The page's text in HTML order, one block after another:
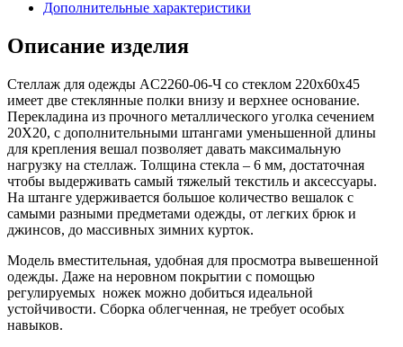
Дополнительные характеристики
Описание изделия
Стеллаж для одежды AС2260-06-Ч со стеклом 220х60х45
имеет две стеклянные полки внизу и верхнее основание.
Перекладина из прочного металлического уголка сечением
20Х20, с дополнительными штангами уменьшенной длины
для крепления вешал позволяет давать максимальную
нагрузку на стеллаж. Толщина стекла – 6 мм, достаточная
чтобы выдерживать самый тяжелый текстиль и аксессуары.
На штанге удерживается большое количество вешалок с
самыми разными предметами одежды, от легких брюк и
джинсов, до массивных зимних курток.
Модель вместительная, удобная для просмотра вывешенной
одежды. Даже на неровном покрытии с помощью
регулируемых ножек можно добиться идеальной
устойчивости. Сборка облегченная, не требует особых
навыков.